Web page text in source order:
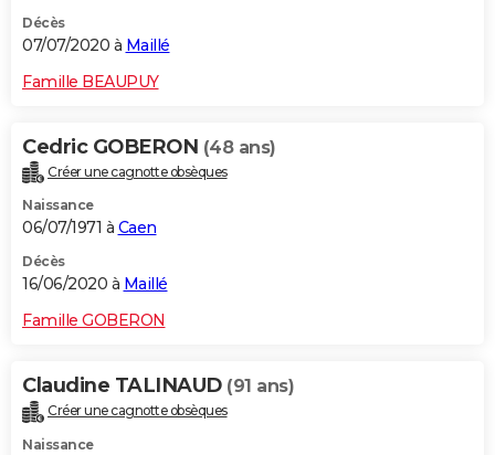
Décès
07/07/2020 à Maillé
Famille BEAUPUY
Cedric GOBERON (48 ans)
Créer une cagnotte obsèques
Naissance
06/07/1971 à Caen
Décès
16/06/2020 à Maillé
Famille GOBERON
Claudine TALINAUD (91 ans)
Créer une cagnotte obsèques
Naissance